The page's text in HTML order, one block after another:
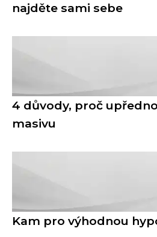
najděte sami sebe
4 důvody, proč
masivu
Kam pro výhodnou